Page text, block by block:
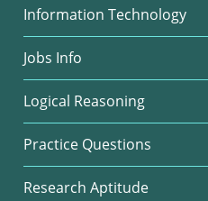
Information Technology
Jobs Info
Logical Reasoning
Practice Questions
Research Aptitude